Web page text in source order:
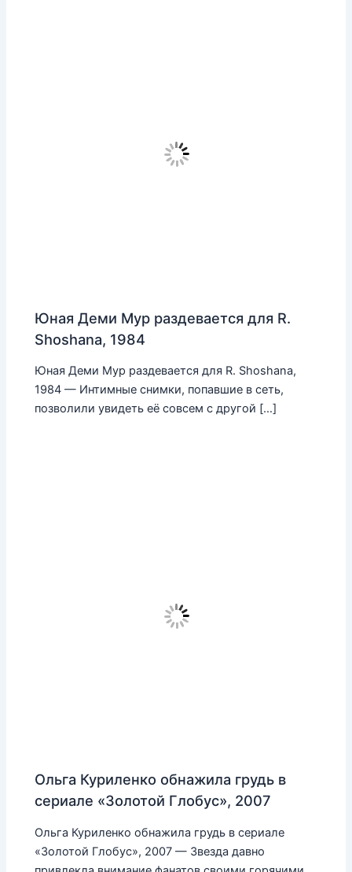
Юная Деми Мур раздевается для R.
Shoshana, 1984
Юная Деми Мур раздевается для R. Shoshana,
1984 — Интимные снимки, попавшие в сеть,
позволили увидеть её совсем с другой […]
Ольга Куриленко обнажила грудь в
сериале «Золотой Глобус», 2007
Ольга Куриленко обнажила грудь в сериале
«Золотой Глобус», 2007 — Звезда давно